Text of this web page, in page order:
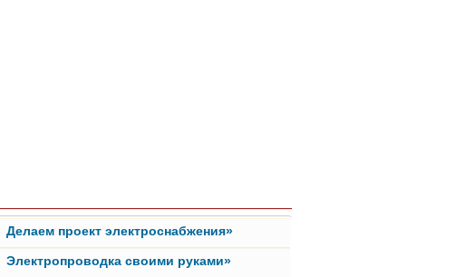
Делаем проект электроснабжения»
Электропроводка своими руками»